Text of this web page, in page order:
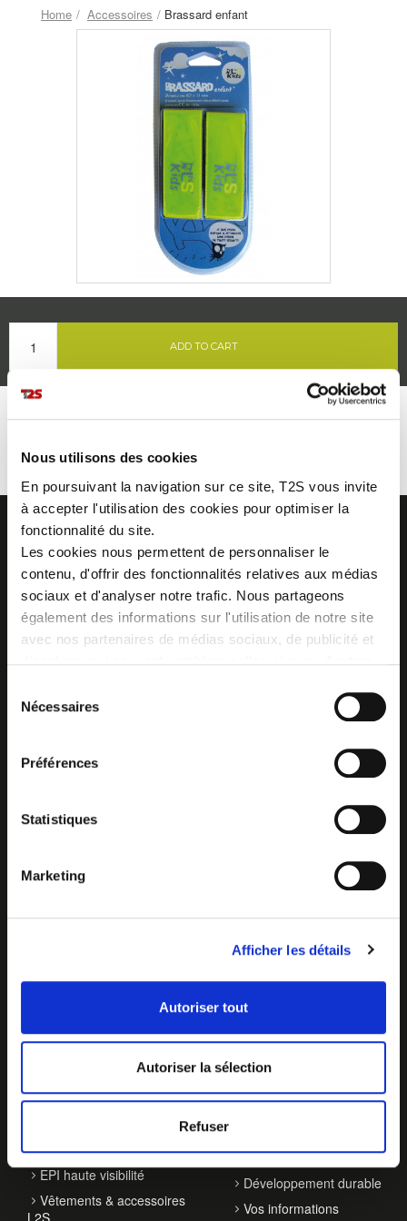
Nous utilisons des cookies
En poursuivant la navigation sur ce site, T2S vous invite
à accepter l'utilisation des cookies pour optimiser la
fonctionnalité du site.
Les cookies nous permettent de personnaliser le
contenu, d'offrir des fonctionnalités relatives aux médias
sociaux et d'analyser notre trafic. Nous partageons
également des informations sur l'utilisation de notre site
avec nos partenaires de médias sociaux, de publicité et
collectées lors de votre utilisation de leurs services.
Nécessaires
Préférences
Statistiques
Marketing
Afficher les détails
Autoriser tout
Autoriser la sélection
Refuser
Home Accessoires Brassard enfant
ADD TO CART
BRASSARD ENFANT
Z.I. La Vaure - B.P. 20930
42290 SORBIERS - France
Tél. : + 33 4 77 53 05 05
Contactez-nous !
Balisage de véhicules
signalisation
EPI haute visibilité
Vêtements & accessoires
L2S
Qui sommes-nous ?
Actualités
Développement durable
Vos informations